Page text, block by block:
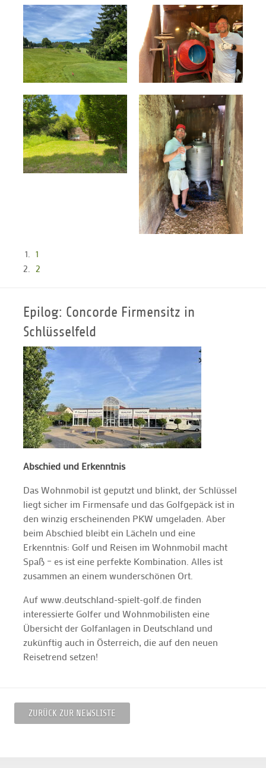
1
2
Epilog: Concorde Firmensitz in
Schlüsselfeld
Abschied und Erkenntnis
Das Wohnmobil ist geputzt und blinkt, der Schlüssel
liegt sicher im Firmensafe und das Golfgepäck ist in
den winzig erscheinenden PKW umgeladen. Aber
beim Abschied bleibt ein Lächeln und eine
Erkenntnis: Golf und Reisen im Wohnmobil macht
Spaß – es ist eine perfekte Kombination. Alles ist
zusammen an einem wunderschönen Ort.
Auf www.deutschland-spielt-golf.de finden
interessierte Golfer und Wohnmobilisten eine
Übersicht der Golfanlagen in Deutschland und
zukünftig auch in Österreich, die auf den neuen
Reisetrend setzen!
ZURÜCK ZUR NEWSLISTE